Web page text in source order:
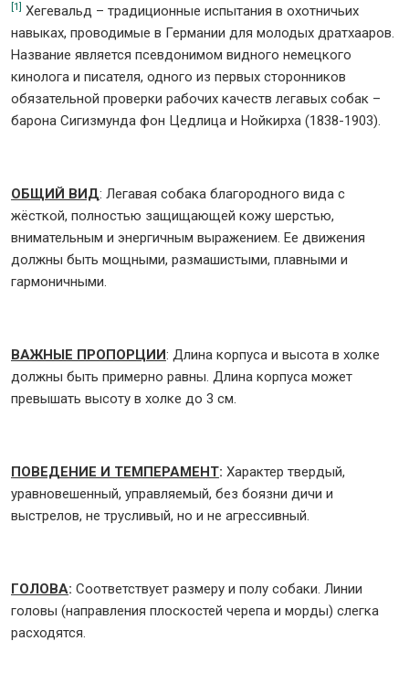
[1]
Хегевальд – традиционные испытания в охотничьих
навыках, проводимые в Германии для молодых дратхааров.
Название является псевдонимом видного немецкого
кинолога и писателя, одного из первых сторонников
обязательной проверки рабочих качеств легавых собак –
барона Сигизмунда фон Цедлица и Нойкирха (1838-1903).
ОБЩИЙ ВИД: Легавая собака благородного вида с
жёсткой, полностью защищающей кожу шерстью,
внимательным и энергичным выражением. Ее движения
должны быть мощными, размашистыми, плавными и
гармоничными.
ВАЖНЫЕ ПРОПОРЦИИ: Длина корпуса и высота в холке
должны быть примерно равны. Длина корпуса может
превышать высоту в холке до 3 см.
ПОВЕДЕНИЕ И ТЕМПЕРАМЕНТ: Характер твердый,
уравновешенный, управляемый, без боязни дичи и
выстрелов, не трусливый, но и не агрессивный.
ГОЛОВА: Соответствует размеру и полу собаки. Линии
головы (направления плоскостей черепа и морды) слегка
расходятся.